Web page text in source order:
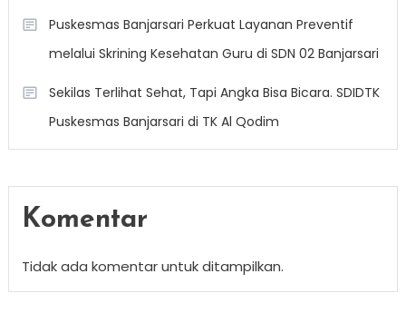
Puskesmas Banjarsari Perkuat Layanan Preventif
melalui Skrining Kesehatan Guru di SDN 02 Banjarsari
Sekilas Terlihat Sehat, Tapi Angka Bisa Bicara. SDIDTK
Puskesmas Banjarsari di TK Al Qodim
Komentar
Tidak ada komentar untuk ditampilkan.